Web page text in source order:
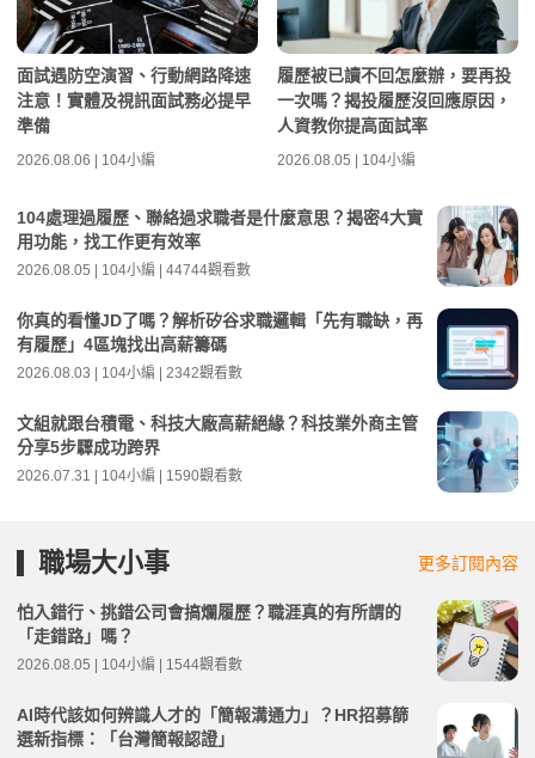
面試遇防空演習、行動網路降速
注意！實體及視訊面試務必提早
準備
2026.08.06 | 104小編
履歷被已讀不回怎麼辦，要再投
一次嗎？揭投履歷沒回應原因，
人資教你提高面試率
2026.08.05 | 104小編
104處理過履歷、聯絡過求職者是什麼意思？揭密4大實
用功能，找工作更有效率
2026.08.05 | 104小編 | 44744觀看數
你真的看懂JD了嗎？解析矽谷求職邏輯「先有職缺，再
有履歷」4區塊找出高薪籌碼
2026.08.03 | 104小編 | 2342觀看數
文組就跟台積電、科技大廠高薪絕緣？科技業外商主管
分享5步驟成功跨界
2026.07.31 | 104小編 | 1590觀看數
職場大小事 更多訂閱內容
怕入錯行、挑錯公司會搞爛履歷？職涯真的有所謂的
「走錯路」嗎？
2026.08.05 | 104小編 | 1544觀看數
AI時代該如何辨識人才的「簡報溝通力」？HR招募篩
選新指標：「台灣簡報認證」